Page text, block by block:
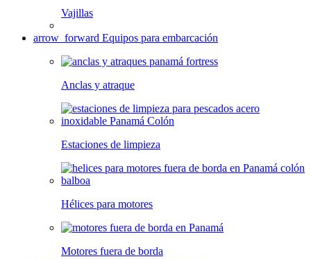
Vajillas
arrow_forward Equipos para embarcación
Anclas y atraque
Estaciones de limpieza
Hélices para motores
Motores fuera de borda